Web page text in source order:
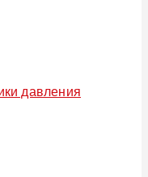
давления